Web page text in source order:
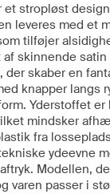
stropløst
leveres med et
tilføjer
skinnende satin
skaber en
knapper langs
Yderstoffet er
mindsker
fra
ydeevne
Modellen,
varen passer i